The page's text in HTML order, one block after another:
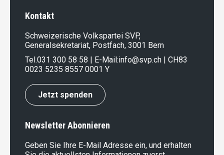
Kontakt
Schweizerische Volkspartei SVP,
Generalsekretariat, Postfach, 3001 Bern
Tel.031 300 58 58 | E-Mail:info@svp.ch | CH83
0023 5235 8557 0001 Y
Jetzt spenden
Newsletter Abonnieren
Geben Sie Ihre E-Mail Adresse ein, und erhalten